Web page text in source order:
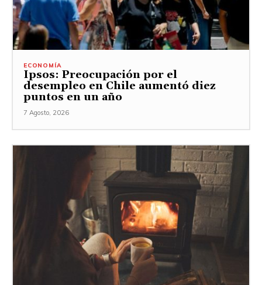
ECONOMÍA
Ipsos: Preocupación por el
desempleo en Chile aumentó diez
puntos en un año
7 Agosto, 2026